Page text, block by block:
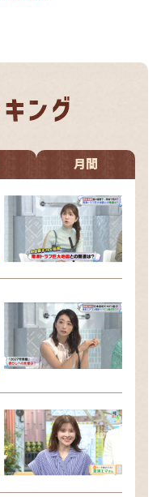
月間